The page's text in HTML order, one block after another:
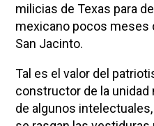
milicias de Texas para
mexicano pocos meses
San Jacinto.
Tal es el valor del
constructor de la unidad
de algunos